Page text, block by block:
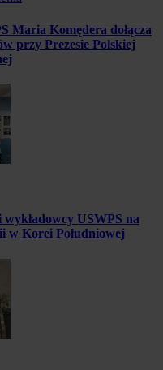
Maria Komędera dołącza
przy Prezesie Polskiej
USWPS na
w Korei Południowej